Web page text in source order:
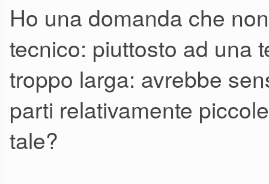
Ho una domanda che
tecnico: piuttosto ad una
troppo larga: avrebbe
parti relativamente
tale?